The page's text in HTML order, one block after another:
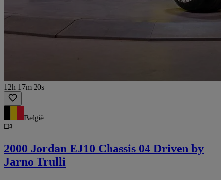
12h 17m 20s
België
2000 Jordan EJ10 Chassis 04 Driven by
Jarno Trulli